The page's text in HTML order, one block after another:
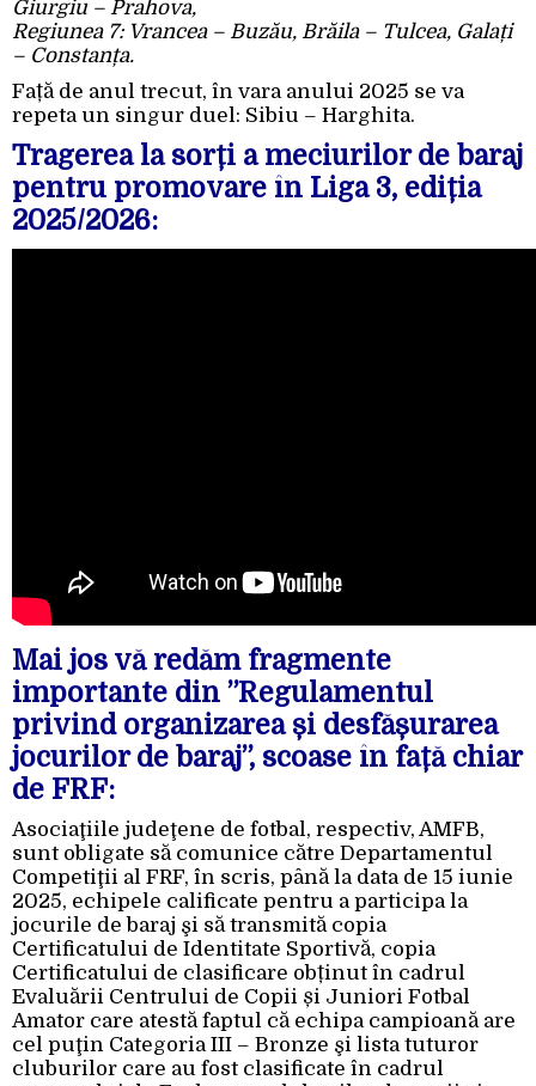
Giurgiu – Prahova,
Regiunea 7: Vrancea – Buzău, Brăila – Tulcea, Galați
– Constanța.
Față de anul trecut, în vara anului 2025 se va
repeta un singur duel: Sibiu – Harghita.
Tragerea la sorți a meciurilor de baraj
pentru promovare în Liga 3, ediția
2025/2026:
Mai jos vă redăm fragmente
importante din ”Regulamentul
privind organizarea și desfășurarea
jocurilor de baraj”, scoase în față chiar
de FRF:
Asociaţiile judeţene de fotbal, respectiv, AMFB,
sunt obligate să comunice către Departamentul
Competiţii al FRF, în scris, până la data de 15 iunie
2025, echipele calificate pentru a participa la
jocurile de baraj şi să transmită copia
Certificatului de Identitate Sportivă, copia
Certificatului de clasificare obținut în cadrul
Evaluării Centrului de Copii și Juniori Fotbal
Amator care atestă faptul că echipa campioană are
cel puţin Categoria III – Bronze şi lista tuturor
cluburilor care au fost clasificate în cadrul